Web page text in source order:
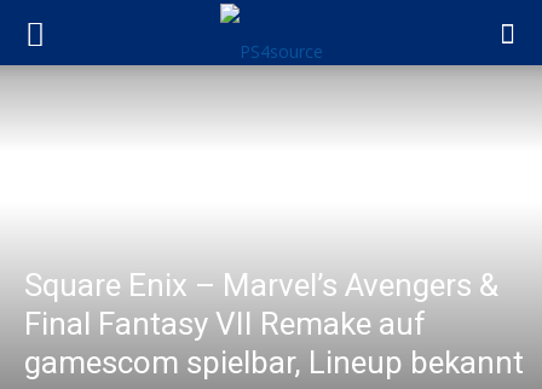
Square Enix – Marvel’s Avengers &
Final Fantasy VII Remake auf
gamescom spielbar, Lineup bekannt